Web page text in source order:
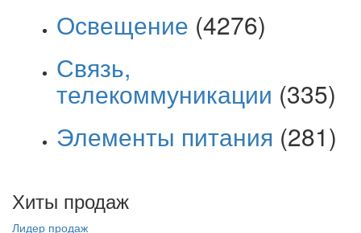
Освещение (4276)
Связь,
телекоммуникации (335)
Элементы питания (281)
Хиты продаж
Лидер продаж